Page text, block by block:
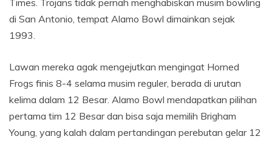
Times. Trojans tidak pernah menghabiskan musim bowling
di San Antonio, tempat Alamo Bowl dimainkan sejak
1993.
Lawan mereka agak mengejutkan mengingat Horned
Frogs finis 8-4 selama musim reguler, berada di urutan
kelima dalam 12 Besar. Alamo Bowl mendapatkan pilihan
pertama tim 12 Besar dan bisa saja memilih Brigham
Young, yang kalah dalam pertandingan perebutan gelar 12